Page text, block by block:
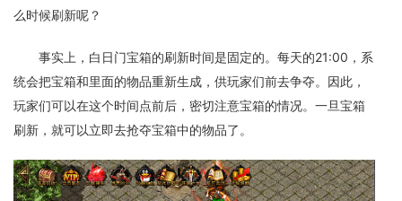
么时候刷新呢？
事实上，白日门宝箱的刷新时间是固定的。每天的21:00，系
统会把宝箱和里面的物品重新生成，供玩家们前去争夺。因此，
玩家们可以在这个时间点前后，密切注意宝箱的情况。一旦宝箱
刷新，就可以立即去抢夺宝箱中的物品了。